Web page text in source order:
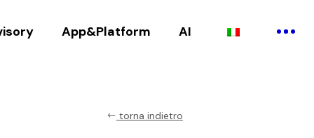
App&Platform AI
torna indietro